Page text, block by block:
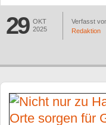
29 OKT
2025
Verfasst
Redaktion